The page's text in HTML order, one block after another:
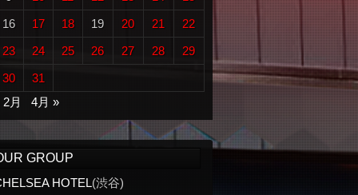
16
17 18 19 20 21
22
23
24 25 26 27 28
29
30
31
2月
4月 »
GROUP
HOTEL(渋谷)